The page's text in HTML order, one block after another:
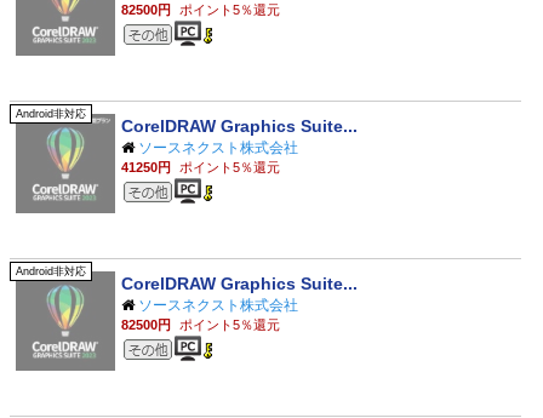
82500円 ポイント5％還元
その他のジャンル
Android非対応
CorelDRAW Graphics Suite...
ソースネクスト株式会社
41250円 ポイント5％還元
その他のジャンル
Android非対応
CorelDRAW Graphics Suite...
ソースネクスト株式会社
82500円 ポイント5％還元
その他のジャンル